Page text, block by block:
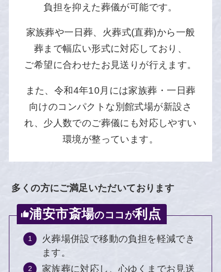
負担を抑えた葬儀が可能です。
家族葬や一日葬、火葬式(直葬)から一般
葬まで幅広い形式に対応しており、
ご希望に合わせたお見送りが行えます。
また、令和4年10月には家族葬・一日葬
向けのコンパクトな別館式場が新設さ
れ、 少人数でのご葬儀にも対応しやすい
環境が整っています。
多くの方にご満足いただいております
浦安市斎場のココが利点
火葬場併設で移動の負担を軽減でき
ます。
家族葬に対応し、心ゆくまでお見送